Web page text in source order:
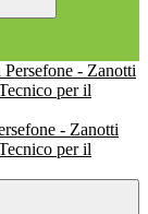
- Zanotti
per il